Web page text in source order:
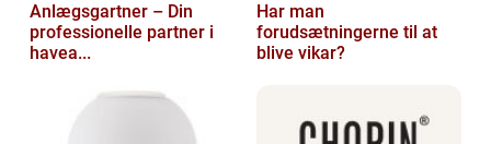
Anlægsgartner – Din
professionelle partner i
havea...
Har man
forudsætningerne til at
blive vikar?